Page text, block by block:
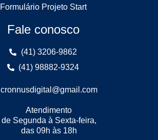
Formulário Projeto Start
Fale conosco
(41) 3206-9862
(41) 98882-9324
cronnusdigital@gmail.com
Atendimento
de Segunda à Sexta-feira,
das 09h às 18h